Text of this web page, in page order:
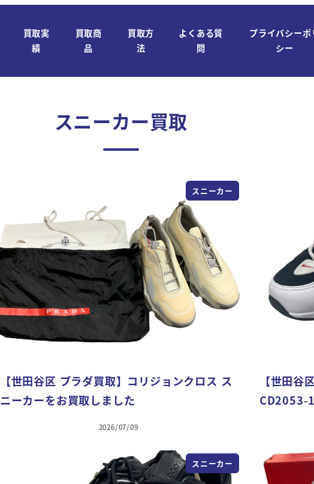
買取実
績
買取商
品
買取方
法
よくある質
問
プライバシーポ
シー
スニーカー買取
スニーカー
【世田谷区 プラダ買取】コリジョンクロス ス
ニーカーをお買取しました
2026/07/09
【世田
CD2053-
スニーカー